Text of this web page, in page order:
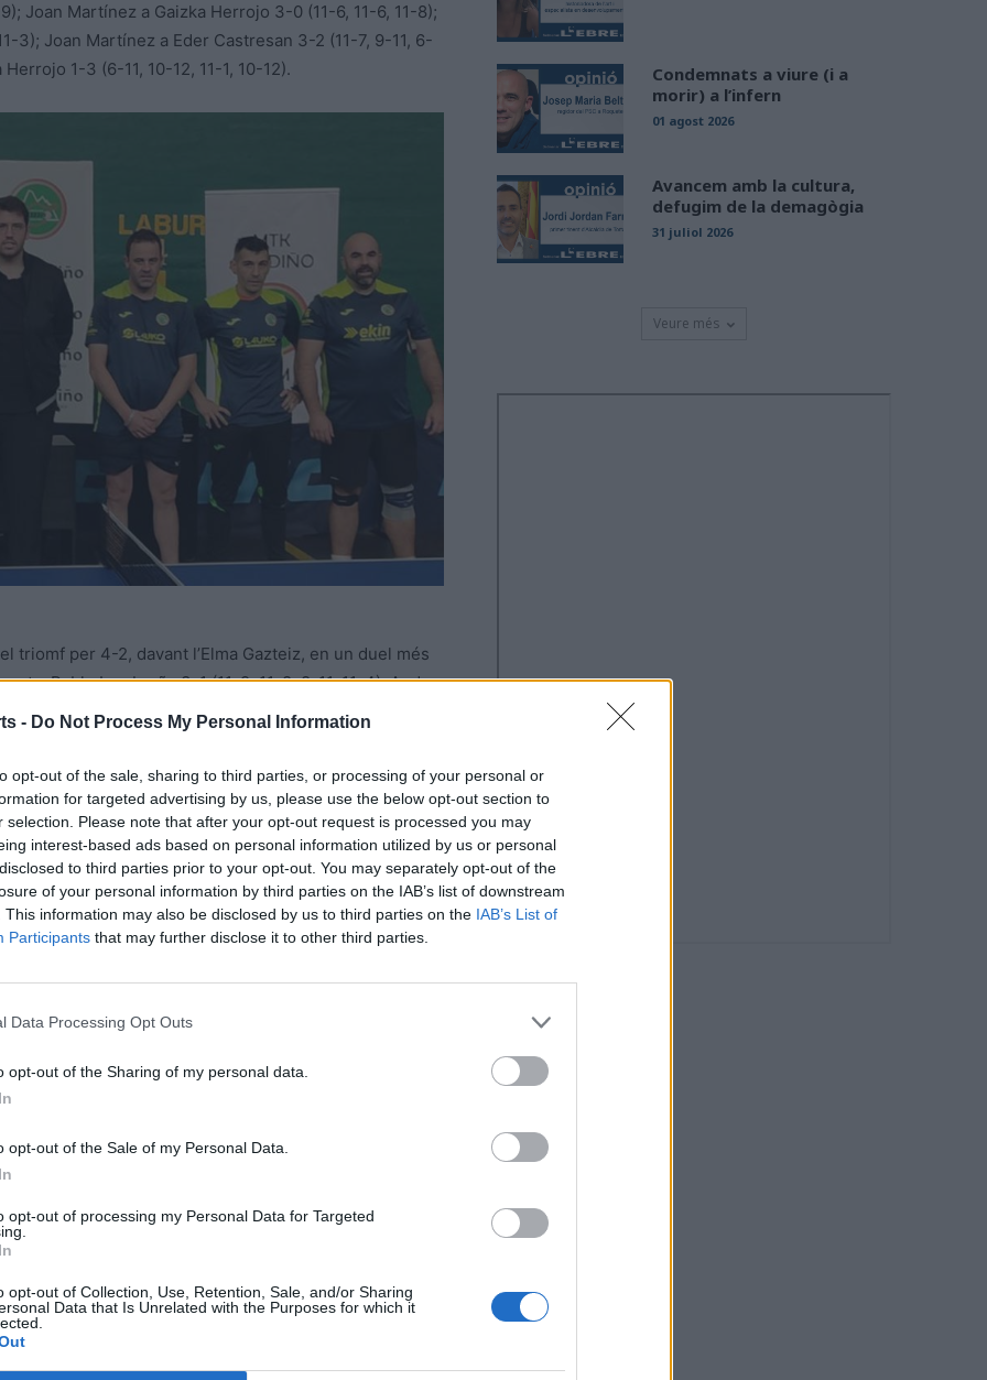
- Do Not Process My Personal Information
opt-out of the sale, sharing to third parties, or processing of your personal or
for targeted advertising by us, please use the below opt-out section to
selection. Please note that after your opt-out request is processed you may
interest-based ads based on personal information utilized by us or personal
to third parties prior to your opt-out. You may separately opt-out of the
of your personal information by third parties on the IAB’s list of downstream
This information may also be disclosed by us to third parties on the IAB’s List of
Participants that may further disclose it to other third parties.
Data Processing Opt Outs
opt-out of the Sharing of my personal data.
opt-out of the Sale of my Personal Data.
opt-out of processing my Personal Data for Targeted
opt-out of Collection, Use, Retention, Sale, and/or Sharing
Data that Is Unrelated with the Purposes for which it
Joan Martínez a Gaizka Herrojo 3-0 (11-6, 11-6, 11-8);
3); Joan Martínez a Eder Castresan 3-2 (11-7, 9-11, 6-
1-3 (6-11, 10-12, 11-1, 10-12).
triomf per 4-2, davant l’Elma Gazteiz, en un duel més
a Pablo Lombraña 3-1 (11-9, 11-8, 8-11, 11-4). Ander
Querol 0-3 (5-11, 5-11, 8-11). Sergi Campos va
11-9, 11-6). Va tornar la igualtat amb empat a dos,
1-3 (11-13, 5-11, 11-9, 13-15). Van certificar el
0 (11-8, 11-9, 11-6), i Jaume Querol imposant-se a
amb l’equip biscaí del CTM Abadiño per 4-2. Després
11-8), davant Xabier Legarra, es va complicar el duel
10-12) davant Javier Garcia Arce, i Joan Martínez 1-
de confrontacions triomf tortosí. Toni Sorní va
11-6), Joan Martínez, 3-2 (5-11, 11-8, 11-8, 2-11, 11-
7, 11-8), a Enrique Irineu.
la sèptima posició de la taula classificatòria, amb 10
algunes jornades del calendari, no tornarà a
jornada de la primera volta amb l’Helios de Saragossa.
Divisió Estatal Masculina després de la setena
Condemnats a viure (i a
morir) a l’infern
01 agost 2026
Avancem amb la cultura,
defugim de la demagògia
31 juliol 2026
Veure més